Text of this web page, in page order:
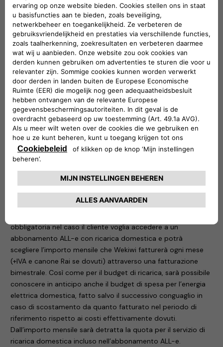
500 – i clienti possono usufruire di un corrispettivo annuo di
chilometri maggiore.
Tutti questi abbonamenti sono offerti a un prezzo fisso
mensile aggiornato ogni sei mesi o annualmente (a scelta del
cliente) sulla base del reale uso del servizio di ricarica:
pubblica per tutti tre, anche domestica solo per Evo e Pro.
Per tutte le offerte è disponibile il finanziamento da parte di
FCA Bank senza alcun costo o onere finanziario per il cliente
e a interessi zero, finalizzato all’acquisto e all’installazione di
easyWallbox e easyCounter. La durata del finanziamento
coincide con la durata minima dell’abbonamento.
L’anticipata risoluzione dell’abbonamento, infatti, comporta
l’immediato pagamento dell’importo finanziato. In ogni caso
di risoluzione dell’abbonamento sono previsti conguagli.
Grazie alla partnership tra Free2move eSolutions e Wekiwi, si
avrà accesso a un’offerta per l’energia di casa collegata
obbligatoria nel caso il cliente voglia accedere a un
abbonamento ALL-e con ricarica domestica e potrà
scegliere l’importo mensile che Wekiwi fatturerà ogni mese
(+IVA e canone Rai se dovuti) attraverso una fatturazione
bimestrale. Così come per il budget di ricarica, sarà possibile
conoscere in anticipo anche il budget di spesa per l’energia
elettrica domestica, fatto salvo il successivo conguaglio in
caso di scostamento da quanto fatturato nel periodo di
riferimento rispetto ai costi effettivamente dovuti.
Dall’importo mensile sarà detratta la quota per il servizio di
ricarica domestica incluso nell’abbonamento ALL-e.